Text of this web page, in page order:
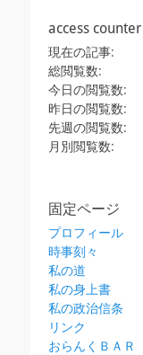
access counter
現在の記事:
総閲覧数:
今日の閲覧数:
昨日の閲覧数:
先週の閲覧数:
月別閲覧数:
固定ページ
プロフィール
時事刻々
私の道
私の身上書
私の政治信条
リンク
おらんくＢＡＲ